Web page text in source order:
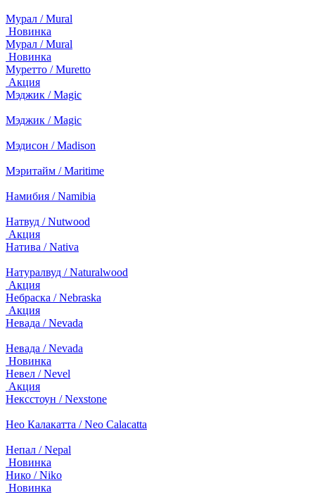
Мурал / Mural
Новинка
Мурал / Mural
Новинка
Муретто / Muretto
Акция
Мэджик / Magic
Мэджик / Magic
Мэдисон / Madison
Мэритайм / Maritime
Намибия / Namibia
Натвуд / Nutwood
Акция
Натива / Nativa
Натуралвуд / Naturalwood
Акция
Небраска / Nebraska
Акция
Невада / Nevada
Невада / Nevada
Новинка
Невел / Nevel
Акция
Нексстоун / Nexstone
Нео Калакатта / Neo Calacatta
Непал / Nepal
Новинка
Нико / Niko
Новинка